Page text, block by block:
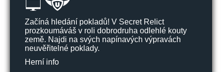
Začíná hledání pokladů! V Secret Relict
prozkoumáváš v roli dobrodruha odlehlé kouty
země. Najdi na svých napínavých výpravách
neuvěřitelné poklady.
Herní info